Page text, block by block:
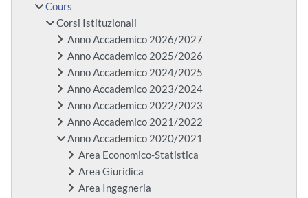
Cours
Corsi Istituzionali
Anno Accademico 2026/2027
Anno Accademico 2025/2026
Anno Accademico 2024/2025
Anno Accademico 2023/2024
Anno Accademico 2022/2023
Anno Accademico 2021/2022
Anno Accademico 2020/2021
Area Economico-Statistica
Area Giuridica
Area Ingegneria